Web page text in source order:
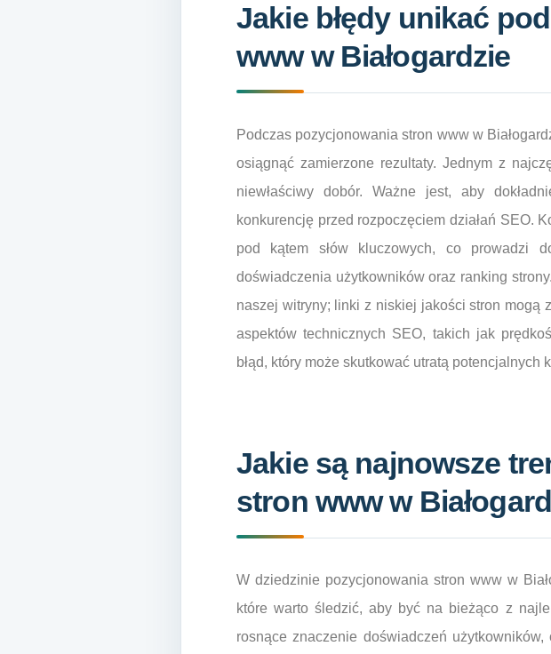
Jakie błędy unikać
www w Białogardzie
Podczas pozycjonowania stron www w
osiągnąć zamierzone rezultaty. Jednym z
niewłaściwy dobór. Ważne jest, aby
konkurencję przed rozpoczęciem działań SEO.
pod kątem słów kluczowych, co prowadzi
doświadczenia użytkowników oraz ranking
naszej witryny; linki z niskiej jakości stron mogą
aspektów technicznych SEO, takich jak
błąd, który może skutkować utratą potencjalnych
Jakie są najnowsze
stron www w
W dziedzinie pozycjonowania stron www w
które warto śledzić, aby być na bieżąco z
rosnące znaczenie doświadczeń